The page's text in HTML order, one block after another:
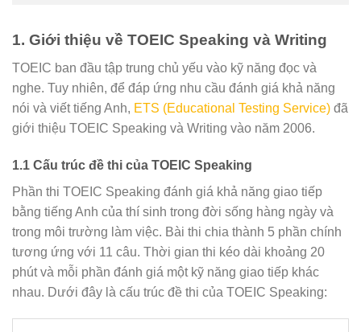
1. Giới thiệu về TOEIC Speaking và Writing
TOEIC ban đầu tập trung chủ yếu vào kỹ năng đọc và
nghe. Tuy nhiên, để đáp ứng nhu cầu đánh giá khả năng
nói và viết tiếng Anh, ETS (Educational Testing Service) đã
giới thiệu TOEIC Speaking và Writing vào năm 2006.
1.1 Cấu trúc đề thi của TOEIC Speaking
Phần thi TOEIC Speaking đánh giá khả năng giao tiếp
bằng tiếng Anh của thí sinh trong đời sống hàng ngày và
trong môi trường làm việc. Bài thi chia thành 5 phần chính
tương ứng với 11 câu. Thời gian thi kéo dài khoảng 20
phút và mỗi phần đánh giá một kỹ năng giao tiếp khác
nhau. Dưới đây là cấu trúc đề thi của TOEIC Speaking: